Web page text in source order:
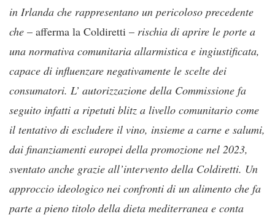
in Irlanda che rappresentano un pericoloso precedente
che – afferma la Coldiretti – rischia di aprire le porte a
una normativa comunitaria allarmistica e ingiustificata,
capace di influenzare negativamente le scelte dei
consumatori. L’ autorizzazione della Commissione fa
seguito infatti a ripetuti blitz a livello comunitario come
il tentativo di escludere il vino, insieme a carne e salumi,
dai finanziamenti europei della promozione nel 2023,
sventato anche grazie all’intervento della Coldiretti. Un
approccio ideologico nei confronti di un alimento che fa
parte a pieno titolo della dieta mediterranea e conta